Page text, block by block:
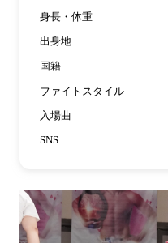
身長・体重
出身地
国籍
ファイトスタイル
入場曲
SNS